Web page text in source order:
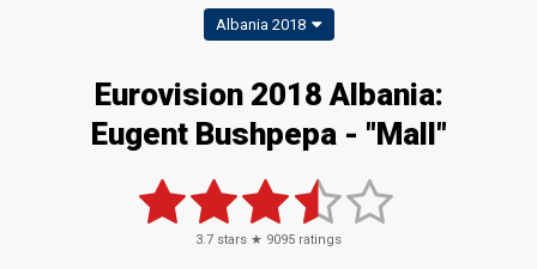
Albania 2018
Eurovision 2018 Albania:
Eugent Bushpepa - "Mall"
3.7 stars ★ 9095 ratings